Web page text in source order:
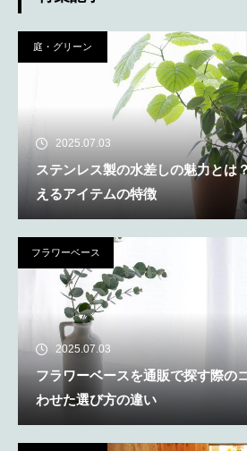
庭・グリーン
2025.07.03
ステンレス製の水差しの魅力とは
えるアイテムの特徴
フラワーベース
2025.07.03
フラワーベースを通販で探す際の
わせた選び方の違い